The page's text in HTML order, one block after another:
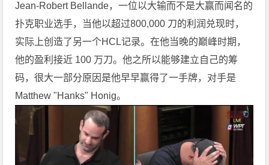
Jean-Robert Bellande，一位以大输而不是大赢而闻名的
扑克职业选手，当他以超过800,000 刀的利润兑现时，
实际上创造了另一个HCL记录。在他当晚的巅峰时期，
他的盈利接近 100 万刀。他之所以能够建立自己的筹
码，很大一部分原因是他早早赢得了一手牌，对手是
Matthew "Hanks" Honig。